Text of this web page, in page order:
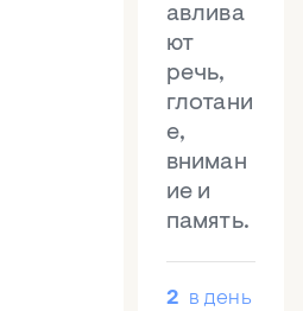
авлива
ют
речь,
глотани
е,
вниман
ие и
память.
2 в день